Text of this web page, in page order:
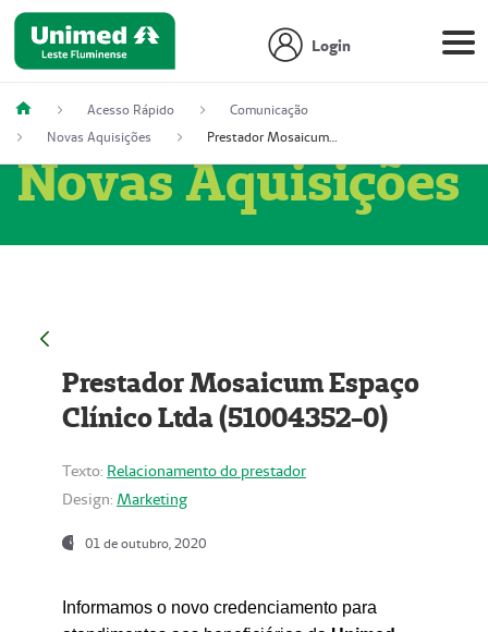
Login
Acesso Rápido
Comunicação
Novas Aquisições
Prestador Mosaicum Espaço Clínico Ltda (51004352-0)
Novas Aquisições
Prestador Mosaicum Espaço
Clínico Ltda (51004352-0)
Texto: Relacionamento do prestador
Design: Marketing
01 de outubro, 2020
Informamos o novo credenciamento para